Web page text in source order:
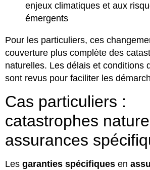
enjeux climatiques et aux
émergents
Pour les particuliers, ces
couverture plus complète des
naturelles. Les délais et conditions
sont revus pour faciliter les
Cas particuliers :
catastrophes
assurances
Les garanties spécifiques en